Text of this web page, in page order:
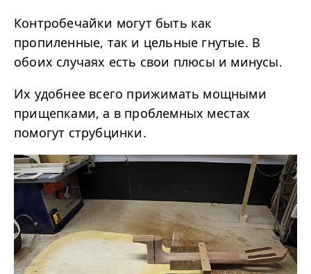
Контробечайки могут быть как
пропиленные, так и цельные гнутые. В
обоих случаях есть свои плюсы и минусы.
Их удобнее всего прижимать мощными
прищепками, а в проблемных местах
помогут струбцинки.